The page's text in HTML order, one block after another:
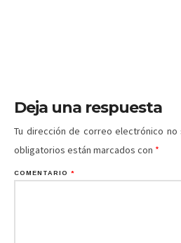
Deja una respuesta
Tu dirección de correo electrónico no
obligatorios están marcados con *
COMENTARIO *